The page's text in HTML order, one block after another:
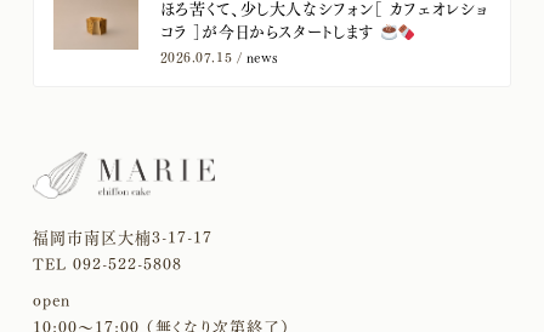
ほろ苦くて、少し大人なシフォン［ カフェオレショ
コラ ］が今日からスタートします
2026.07.15 / news
福岡市南区大楠3-17-17
TEL 092-522-5808
open
10:00〜17:00 （無くなり次第終了）